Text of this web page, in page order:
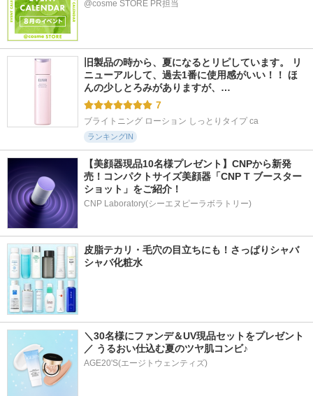
@cosme STORE PR担当
旧製品の時から、夏になるとリピしています。 リ
ニューアルして、過去1番に使用感がいい！！ ほ
んの少しとろみがありますが、…
7
ブライトニング ローション しっとりタイプ ca
ランキングIN
【美顔器現品10名様プレゼント】CNPから新発
売！コンパクトサイズ美顔器「CNP T ブースター
ショット」をご紹介！
CNP Laboratory(シーエヌピーラボラトリー)
皮脂テカリ・毛穴の目立ちにも！さっぱりシャバ
シャバ化粧水
＼30名様にファンデ＆UV現品セットをプレゼント
／ うるおい仕込む夏のツヤ肌コンビ♪
AGE20'S(エージトウェンティズ)